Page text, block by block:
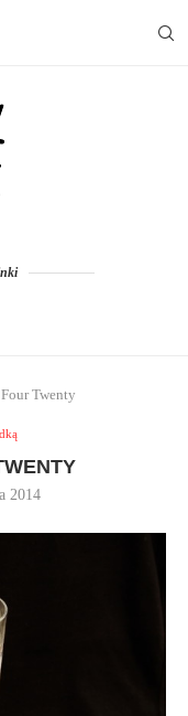
Twenty
2014